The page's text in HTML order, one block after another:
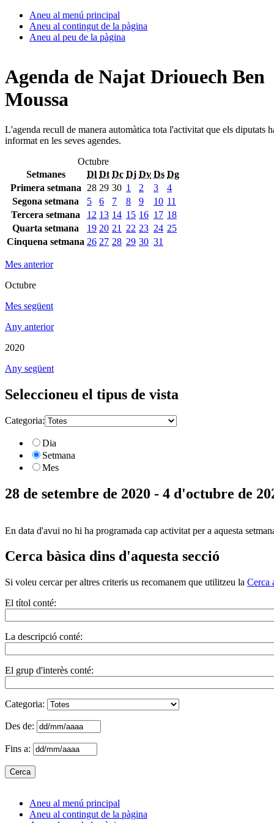
Aneu al menú principal
Aneu al contingut de la pàgina
Aneu al peu de la pàgina
Agenda de Najat Driouech Ben
Moussa
L'agenda recull de manera automàtica tota l'activitat que els diputats
informat en les seves agendes.
Octubre
Setmanes
Dl Dt Dc Dj Dv Ds Dg
Primera setmana
28 29 30 1 2 3
4
Segona setmana
5 6 7 8 9 10 11
Tercera setmana
12 13 14 15 16 17 18
Quarta setmana
19 20 21 22 23 24 25
Cinquena setmana 26 27 28 29 30 31
Mes anterior
Octubre
Mes següent
Any anterior
2020
Any següent
Seleccioneu el tipus de vista
Categoria:
Dia
Setmana
Mes
28 de setembre de 2020 - 4 d'octubre de
En data d'avui no hi ha programada cap activitat per a aquesta
Cerca bàsica dins d'aquesta secció
Si voleu cercar per altres criteris us recomanem que utilitzeu la Cerca
El títol conté:
La descripció conté:
El grup d'interès conté:
Categoria:
Des de:
Fins a:
Aneu al menú principal
Aneu al contingut de la pàgina